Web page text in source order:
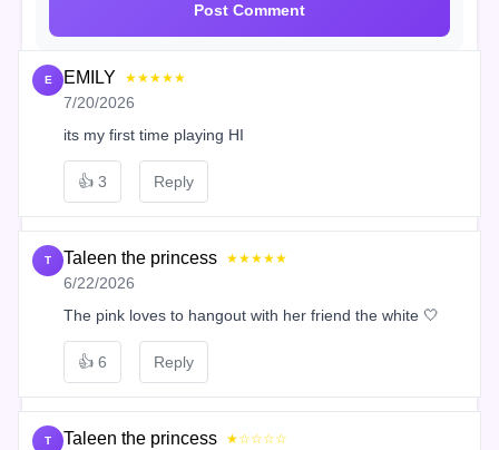
Post Comment
E EMILY ★★★★★
7/20/2026
its my first time playing HI
👍 3 Reply
T Taleen the princess ★★★★★
6/22/2026
The pink loves to hangout with her friend the white 🤍
👍 6 Reply
T Taleen the princess ★☆☆☆☆